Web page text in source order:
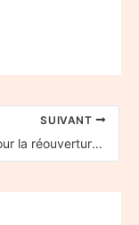
SUIVANT
Le 20 septembre 2024, réunion publique à Remoulins pour la réouverture de la gare